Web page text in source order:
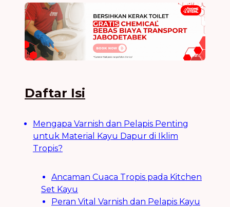
Daftar Isi
Mengapa Varnish dan Pelapis Penting
untuk Material Kayu Dapur di Iklim
Tropis?
Ancaman Cuaca Tropis pada Kitchen
Set Kayu
Peran Vital Varnish dan Pelapis Kayu